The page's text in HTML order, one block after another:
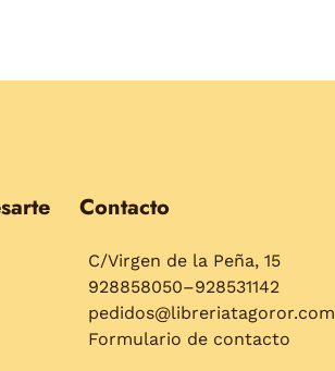
Contacto
C/Virgen de la Peña, 15
928858050–928531142
pedidos@libreriatagoror.com
Formulario de contacto